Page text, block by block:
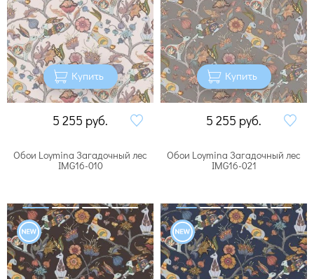
Купить
5 255 руб.
Купить
5 255 руб.
Обои Loymina Загадочный лес
IMG16-010
Обои Loymina Загадочный лес
IMG16-021